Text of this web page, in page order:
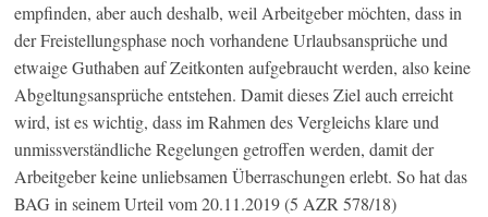
empfinden, aber auch deshalb, weil Arbeitgeber möchten, dass in
der Freistellungsphase noch vorhandene Urlaubsansprüche und
etwaige Guthaben auf Zeitkonten aufgebraucht werden, also keine
Abgeltungsansprüche entstehen. Damit dieses Ziel auch erreicht
wird, ist es wichtig, dass im Rahmen des Vergleichs klare und
unmissverständliche Regelungen getroffen werden, damit der
Arbeitgeber keine unliebsamen Überraschungen erlebt. So hat das
BAG in seinem Urteil vom 20.11.2019 (5 AZR 578/18)